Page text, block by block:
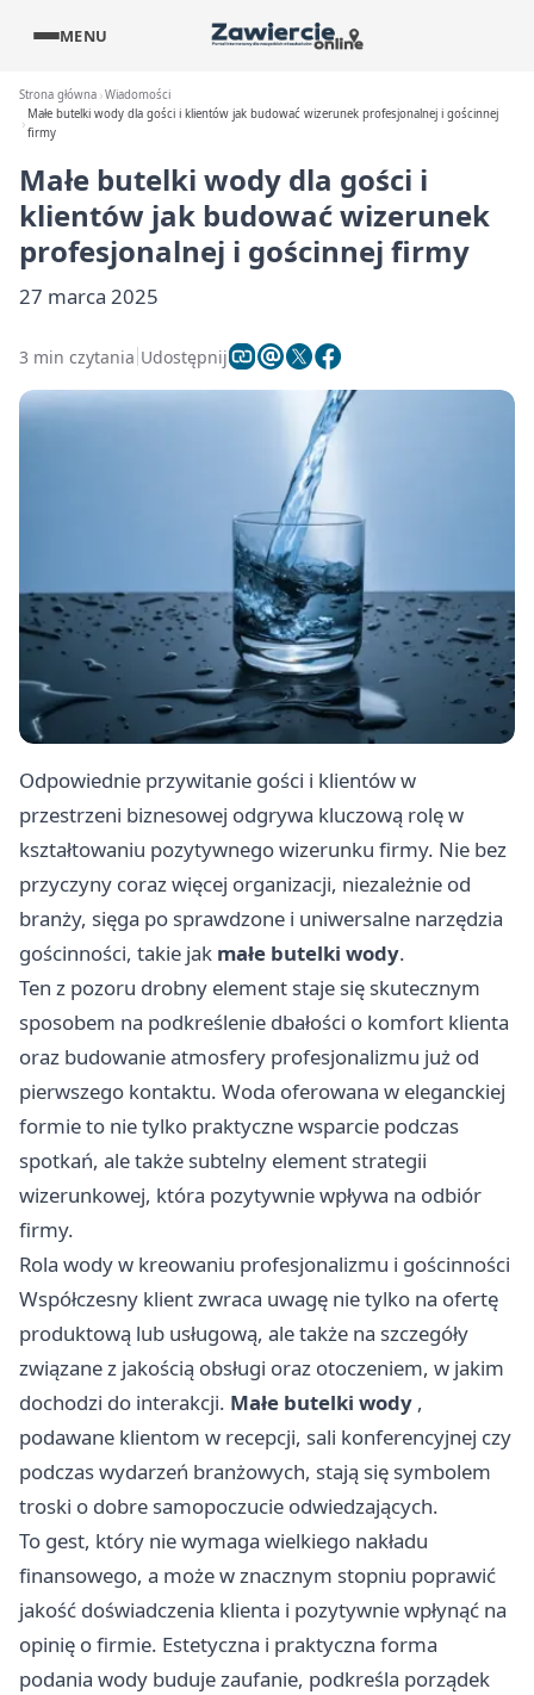
MENU
Strona główna Wiadomości
Małe butelki wody dla gości i klientów jak budować wizerunek profesjonalnej i gościnnej
firmy
Małe butelki wody dla gości i
klientów jak budować wizerunek
profesjonalnej i gościnnej firmy
27 marca 2025
3 min czytania Udostępnij
Odpowiednie przywitanie gości i klientów w
przestrzeni biznesowej odgrywa kluczową rolę w
kształtowaniu pozytywnego wizerunku firmy. Nie bez
przyczyny coraz więcej organizacji, niezależnie od
branży, sięga po sprawdzone i uniwersalne narzędzia
gościnności, takie jak małe butelki wody.
Ten z pozoru drobny element staje się skutecznym
sposobem na podkreślenie dbałości o komfort klienta
oraz budowanie atmosfery profesjonalizmu już od
pierwszego kontaktu. Woda oferowana w eleganckiej
formie to nie tylko praktyczne wsparcie podczas
spotkań, ale także subtelny element strategii
wizerunkowej, która pozytywnie wpływa na odbiór
firmy.
Rola wody w kreowaniu profesjonalizmu i gościnności
Współczesny klient zwraca uwagę nie tylko na ofertę
produktową lub usługową, ale także na szczegóły
związane z jakością obsługi oraz otoczeniem, w jakim
dochodzi do interakcji. Małe butelki wody ,
podawane klientom w recepcji, sali konferencyjnej czy
podczas wydarzeń branżowych, stają się symbolem
troski o dobre samopoczucie odwiedzających.
To gest, który nie wymaga wielkiego nakładu
finansowego, a może w znacznym stopniu poprawić
jakość doświadczenia klienta i pozytywnie wpłynąć na
opinię o firmie. Estetyczna i praktyczna forma
podania wody buduje zaufanie, podkreśla porządek